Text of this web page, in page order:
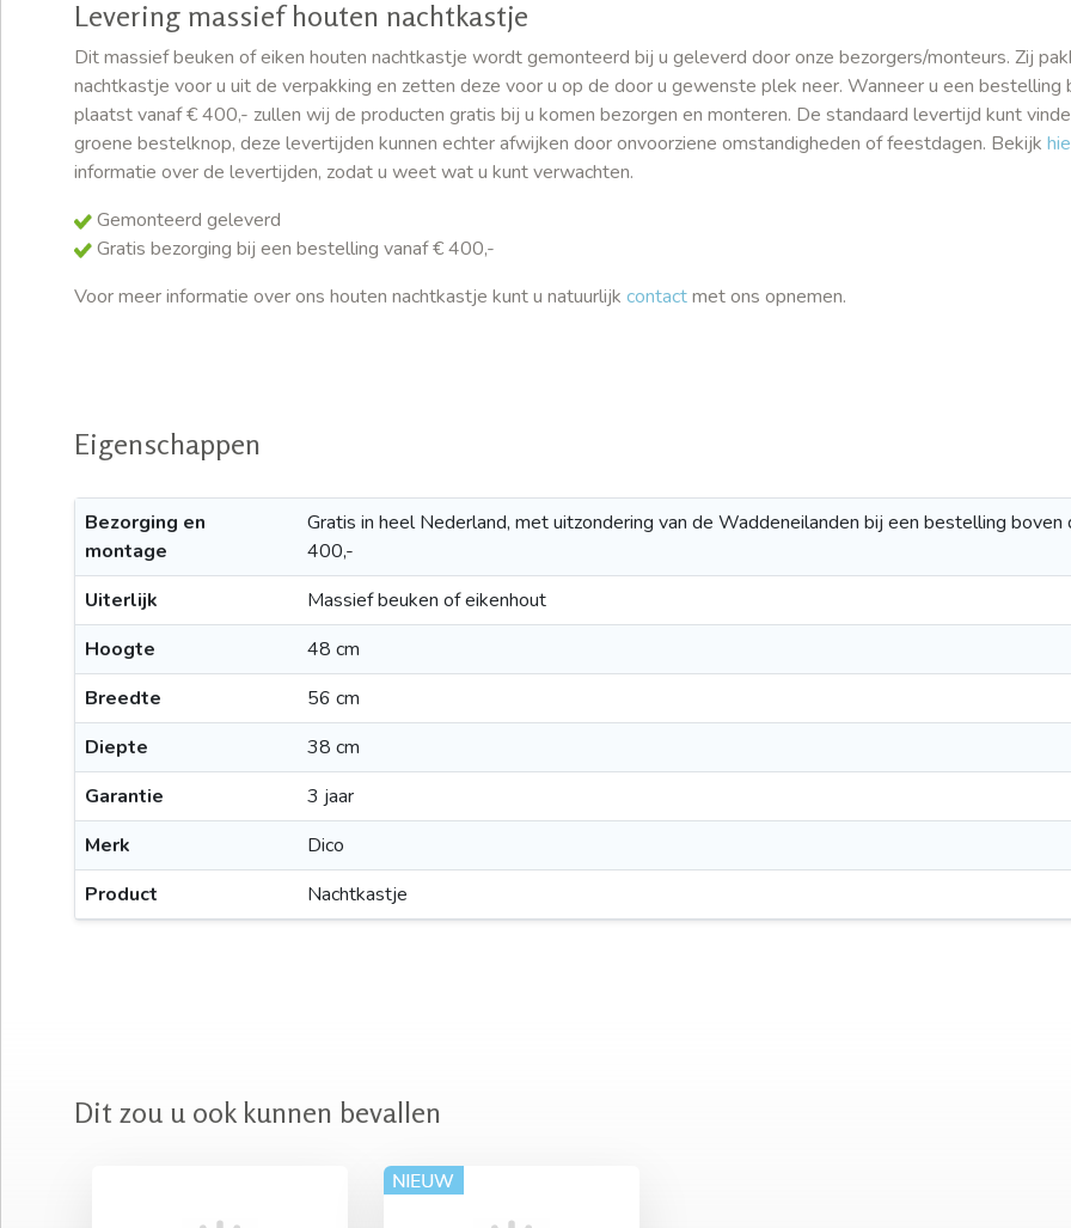
Levering massief houten nachtkastje
Dit massief beuken of eiken houten nachtkastje wordt gemonteerd bij u geleverd door onze bezorgers/monteurs. Zij
nachtkastje voor u uit de verpakking en zetten deze voor u op de door u gewenste plek neer. Wanneer u een bestelling
plaatst vanaf € 400,- zullen wij de producten gratis bij u komen bezorgen en monteren. De standaard levertijd kunt
groene bestelknop, deze levertijden kunnen echter afwijken door onvoorziene omstandigheden of feestdagen. Bekijk
informatie over de levertijden, zodat u weet wat u kunt verwachten.
Gemonteerd geleverd
Gratis bezorging bij een bestelling vanaf € 400,-
Voor meer informatie over ons houten nachtkastje kunt u natuurlijk contactmet ons opnemen.
Eigenschappen
Bezorging en
montage
Gratis in heel Nederland, met uitzondering van de Waddeneilanden bij een bestelling boven
400,-
Uiterlijk
Massief beuken of eikenhout
Hoogte
48 cm
Breedte
56 cm
Diepte
38 cm
Garantie
3 jaar
Merk
Dico
Product
Nachtkastje
Dit zou u ook kunnen bevallen